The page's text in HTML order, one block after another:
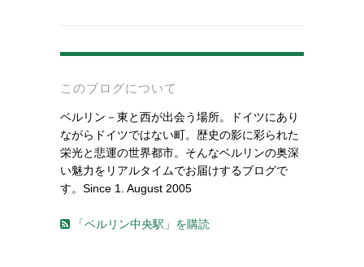
このブログについて
ベルリン－東と西が出会う場所。ドイツにあり
ながらドイツではない町。歴史の影に彩られた
栄光と悲運の世界都市。そんなベルリンの奥深
い魅力をリアルタイムでお届けするブログで
す。Since 1. August 2005
「ベルリン中央駅」を購読